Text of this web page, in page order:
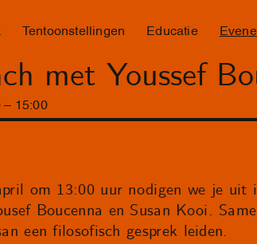
Tentoonstellingen Educatie
met Youssef
15 :00
om 13:00 uur nodigen we je uit
Boucenna en Susan Kooi.
een filosofisch gesprek leiden.